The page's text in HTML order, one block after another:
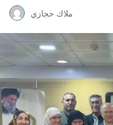
ملاك حجازي